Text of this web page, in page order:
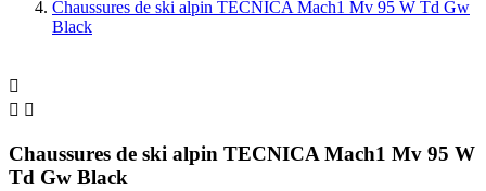
Chaussures de ski alpin TECNICA Mach1 Mv 95 W Td Gw
Black

 
Chaussures de ski alpin TECNICA Mach1 Mv 95 W
Td Gw Black